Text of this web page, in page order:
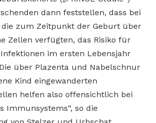
dann feststellen, dass bei
die zum Zeitpunkt der Geburt über
Zellen verfügten, das Risiko für
im ersten Lebensjahr
über Plazenta und Nabelschnur
Kind eingewanderten
helfen also offensichtlich bei
Immunsystems“, so die